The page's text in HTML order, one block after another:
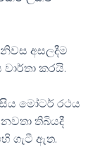
අසලදීම
කරයි.
මෝටර් රථය
තිබියදී
ගැටී ඇත.